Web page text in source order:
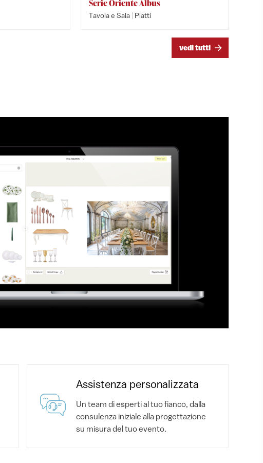
Serie Oriente Albus
Tavola e Sala | Piatti
vedi tutti
Assistenza personalizzata
Un team di esperti al tuo fianco, dalla
consulenza iniziale alla progettazione
su misura del tuo evento.